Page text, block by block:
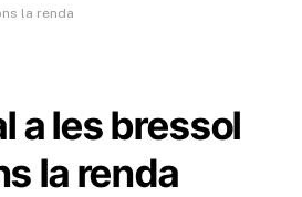
la renda
a les bressol
la renda